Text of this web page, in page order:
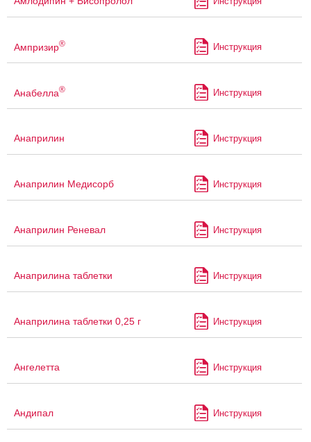
Ампризир® Инструкция
Анабелла® Инструкция
Анаприлин Инструкция
Анаприлин Медисорб Инструкция
Анаприлин Реневал Инструкция
Анаприлина таблетки Инструкция
Анаприлина таблетки 0,25 г Инструкция
Ангелетта Инструкция
Андипал Инструкция